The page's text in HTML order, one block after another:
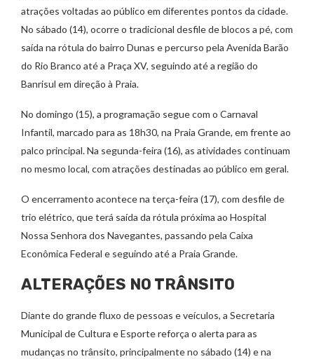
atrações voltadas ao público em diferentes pontos da cidade.
No sábado (14), ocorre o tradicional desfile de blocos a pé, com
saída na rótula do bairro Dunas e percurso pela Avenida Barão
do Rio Branco até a Praça XV, seguindo até a região do
Banrisul em direção à Praia.
No domingo (15), a programação segue com o Carnaval
Infantil, marcado para as 18h30, na Praia Grande, em frente ao
palco principal. Na segunda-feira (16), as atividades continuam
no mesmo local, com atrações destinadas ao público em geral.
O encerramento acontece na terça-feira (17), com desfile de
trio elétrico, que terá saída da rótula próxima ao Hospital
Nossa Senhora dos Navegantes, passando pela Caixa
Econômica Federal e seguindo até a Praia Grande.
ALTERAÇÕES NO TRÂNSITO
Diante do grande fluxo de pessoas e veículos, a Secretaria
Municipal de Cultura e Esporte reforça o alerta para as
mudanças no trânsito, principalmente no sábado (14) e na